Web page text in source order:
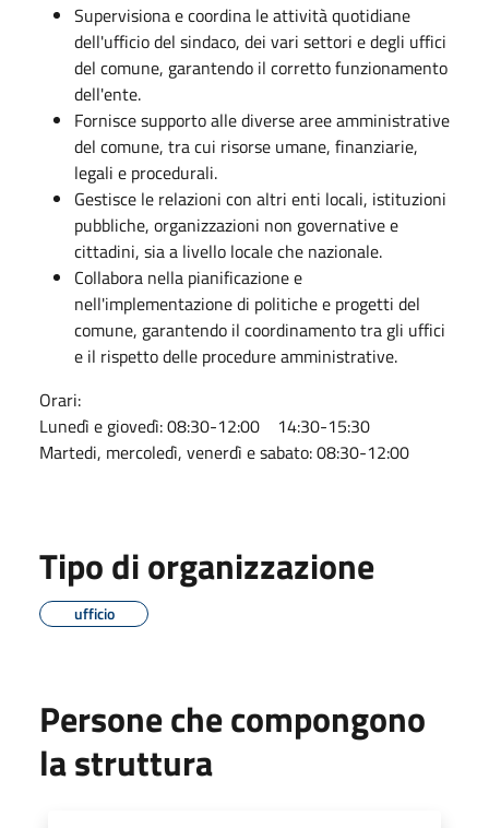
Supervisiona e coordina le attività quotidiane
dell'ufficio del sindaco, dei vari settori e degli uffici
del comune, garantendo il corretto funzionamento
dell'ente.
Fornisce supporto alle diverse aree amministrative
del comune, tra cui risorse umane, finanziarie,
legali e procedurali.
Gestisce le relazioni con altri enti locali, istituzioni
pubbliche, organizzazioni non governative e
cittadini, sia a livello locale che nazionale.
Collabora nella pianificazione e
nell'implementazione di politiche e progetti del
comune, garantendo il coordinamento tra gli uffici
e il rispetto delle procedure amministrative.
Orari:
Lunedì e giovedì: 08:30-12:00 14:30-15:30
Martedi, mercoledì, venerdì e sabato: 08:30-12:00
Tipo di organizzazione
ufficio
Persone che compongono
la struttura